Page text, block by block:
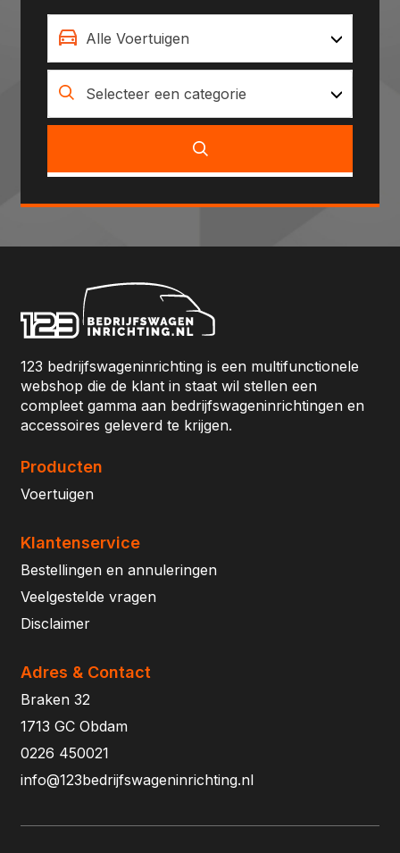
Alle Voertuigen
Selecteer een categorie
123 bedrijfswageninrichting is een multifunctionele
webshop die de klant in staat wil stellen een
compleet gamma aan bedrijfswageninrichtingen en
accessoires geleverd te krijgen.
Producten
Voertuigen
Klantenservice
Bestellingen en annuleringen
Veelgestelde vragen
Disclaimer
Adres & Contact
Braken 32
1713 GC Obdam
0226 450021
info@123bedrijfswageninrichting.nl